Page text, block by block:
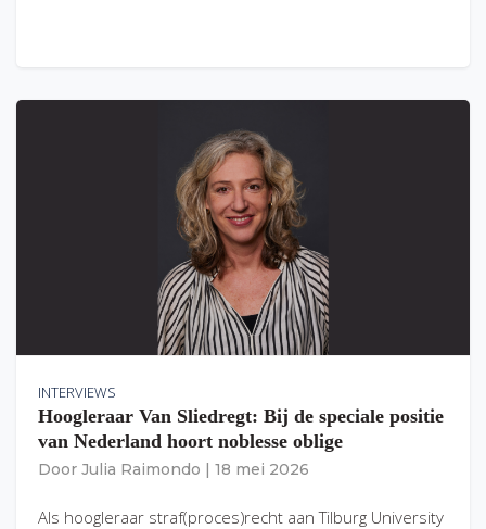
INTERVIEWS
Hoogleraar Van Sliedregt: Bij de speciale positie
van Nederland hoort noblesse oblige
Door Julia Raimondo 18 mei 2026
Als hoogleraar straf(proces)recht aan Tilburg University